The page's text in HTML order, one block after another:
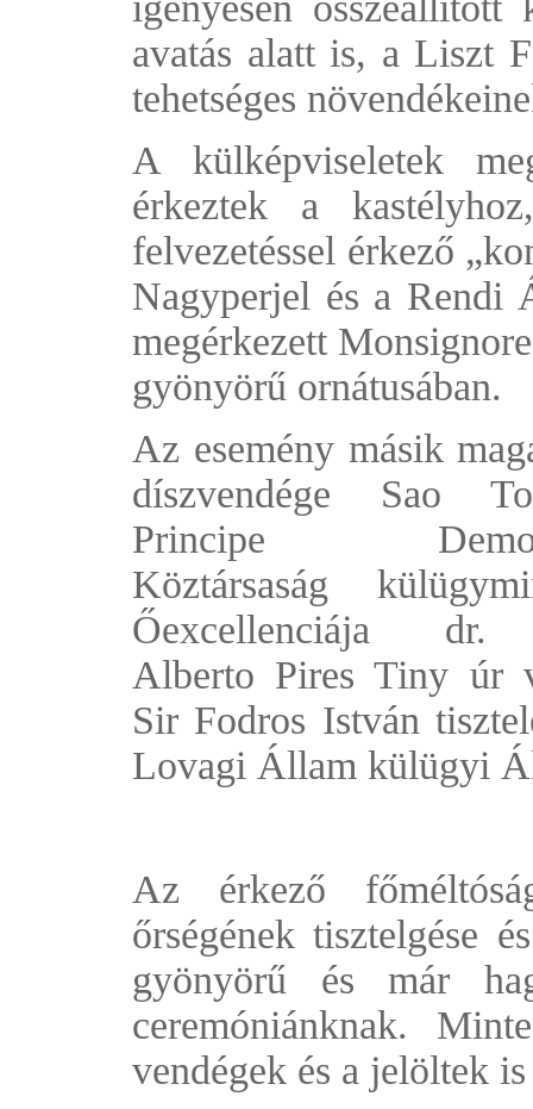
avatás alatt is, a Liszt
tehetséges
A külképviseletek
érkeztek a
felvezetéssel érkező
Nagyperjel és a Rendi
megérkezett
gyönyörű ornátusában.
Az esemény másik
díszvendége Sao
Principe
Köztársaság
Őexcellenciája dr.
Alberto Pires Tiny úr
Sir Fodros István
Lovagi Állam külügyi
Az érkező
őrségének tisztelgése
gyönyörű és már
ceremóniánknak.
vendégek és a jelöltek